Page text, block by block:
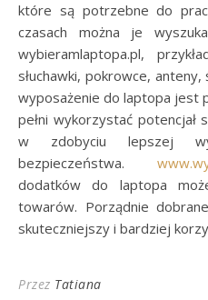
które są potrzebne do
czasach można je
wybieramlaptopa.pl,
słuchawki, pokrowce,
wyposażenie do laptopa jest
pełni wykorzystać potencjał
w zdobyciu lepszej
bezpieczeństwa.
dodatków do laptopa
towarów. Porządnie
skuteczniejszy i bardziej
Przez Tatiana